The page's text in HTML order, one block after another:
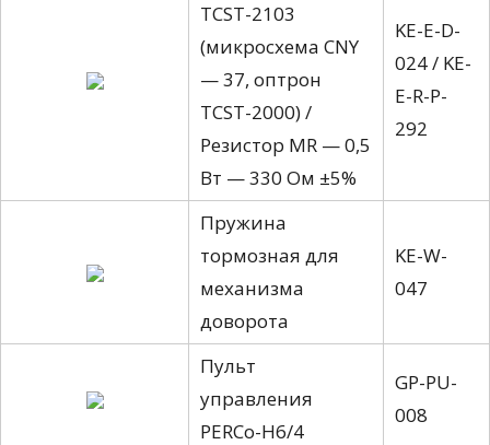
TCST-2103
(микросхема CNY
— 37, оптрон
TCST-2000) /
Резистор MR — 0,5
Вт — 330 Ом ±5%
KE-E-D-
024 / KE-
E-R-P-
292
Пружина
тормозная для
механизма
доворота
KE-W-
047
Пульт
управления
PERCo-Н6/4
GP-PU-
008